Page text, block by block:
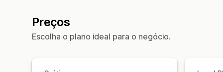
Preços
Escolha o plano ideal para o negócio.